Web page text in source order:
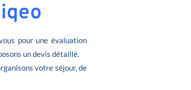
pour une évaluation
un devis détaillé.
votre séjour, de